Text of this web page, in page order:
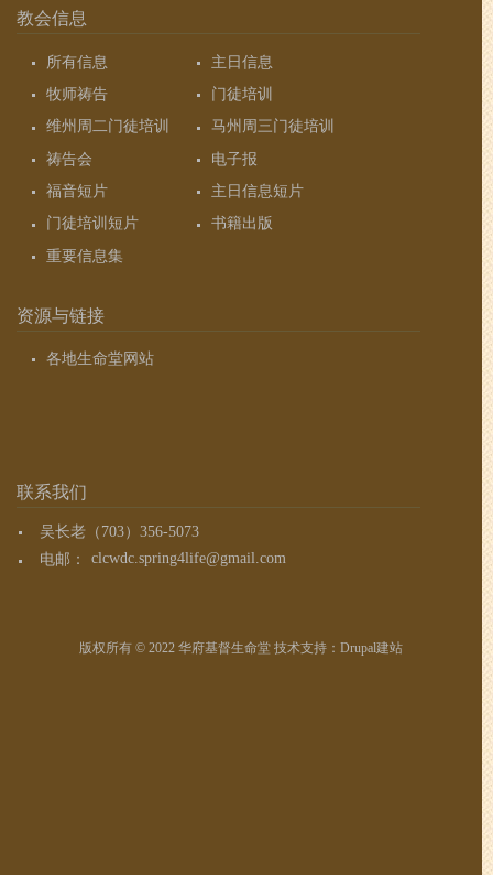
教会信息
所有信息
主日信息
牧师祷告
门徒培训
维州周二门徒培训
马州周三门徒培训
祷告会
电子报
福音短片
主日信息短片
门徒培训短片
书籍出版
重要信息集
资源与链接
各地生命堂网站
联系我们
吴长老（703）356-5073
电邮：
clcwdc.spring4life@gmail.com
版权所有 © 2022 华府基督生命堂 技术支持： Drupal建站